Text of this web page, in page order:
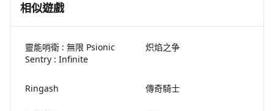
相似遊戲
靈能哨衛 : 無限 Psionic
Sentry : Infinite
炽焰之争
Ringash 傳奇騎士